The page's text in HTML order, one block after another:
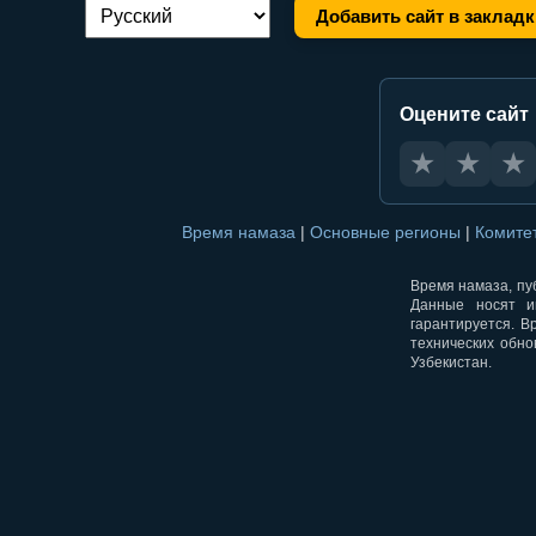
Переключение языка: Добавить сайт в
Оцените сайт
★ ★ ★
Время намаза | Основные регионы |
Время намаза,
Данные носят
гарантируется.
технических
Узбекистан.